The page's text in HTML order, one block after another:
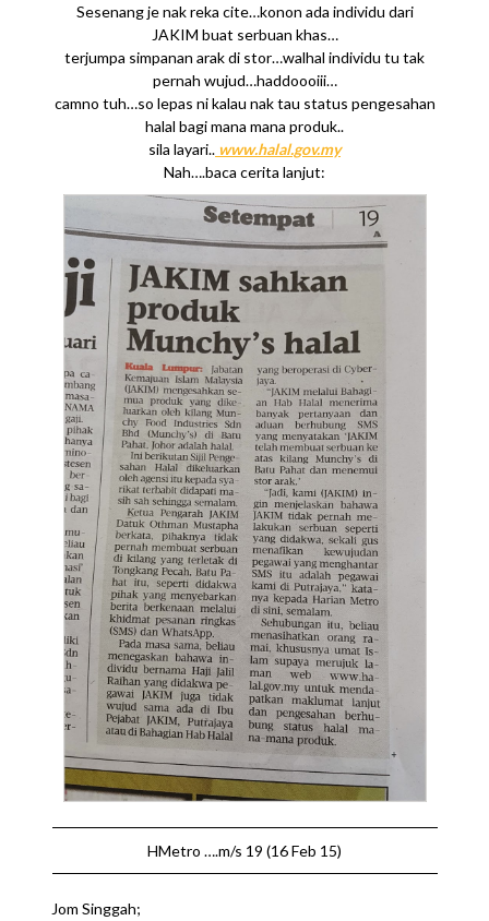
Sesenang je nak reka cite…konon ada individu dari
JAKIM buat serbuan khas…
terjumpa simpanan arak di stor…walhal individu tu tak
pernah wujud…haddoooiii…
camno tuh…so lepas ni kalau nak tau status pengesahan
halal bagi mana mana produk..
sila layari.. www.halal.gov.my
Nah….baca cerita lanjut:
HMetro ….m/s 19 (16 Feb 15)
Jom Singgah;